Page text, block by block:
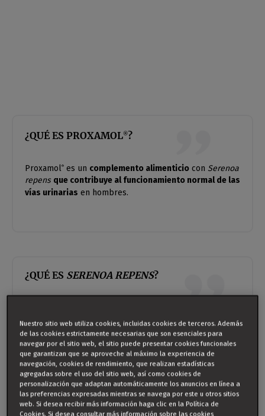
¿QUÉ ES PROXAMOL®?
Proxamol® es un complemento alimenticio con Serenoa
repens que contribuye al funcionamiento normal de las
vías urinarias en hombres.
¿QUÉ ES SERENOA REPENS?
que crece silvestre en
áreas costeras con un
clima subtropical.Sus bayas de color negro rojizo son
ricas en ácidos grasos y fitosteroles. El uso de la
Serenoa repensprocede de América.
Nuestro sitio web utiliza cookies, incluidas cookies de terceros. Además
de las cookies estrictamente necesarias que son esenciales para
navegar por el sitio web, el sitio puede presentar cookies funcionales
que garantizan que se aproveche al máximo la experiencia de
navegación, cookies de rendimiento, que realizan estadísticas
agregadas sobre el uso del sitio web, así como cookies de
personalización que adaptan automáticamente los anuncios en línea a
las preferencias expresadas mientras se navega por este u otros sitios
web. Si desea recibir más información haga clic en la Política de
Cookies. Si desea consultar más información sobre las cookies